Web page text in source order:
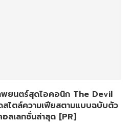
พยนตร์สุดไอคอนิก The Devil
ไตล์ความเฟียสตามแบบฉบับตัว
ลเลกชั่นล่าสุด [PR]